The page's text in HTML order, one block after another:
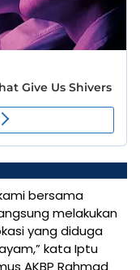
bersama
melakukan
yang diduga
kata Iptu
AKBP Rahmad